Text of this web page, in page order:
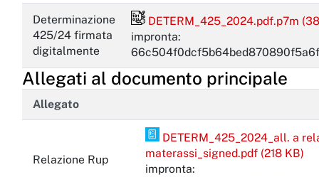
Determinazione
425/24 firmata
digitalmente
File firmato digitalmente
DETERM_425_2024.pdf.p7m
impronta:
Allegati al documento principale
Allegato
Relazione Rup
PDF Pades
DETERM_425_2024_all. a
materassi_signed.pdf (218 KB)
impronta: